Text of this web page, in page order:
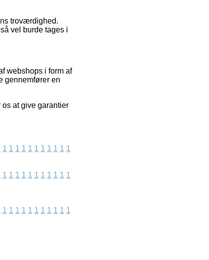
troværdighed.
vel burde tages i
webshops i form af
gennemfører en
at give garantier
1 1 1 1 1 1 1 1 1 1 1
1 1 1 1 1 1 1 1 1 1 1
1 1 1 1 1 1 1 1 1 1 1